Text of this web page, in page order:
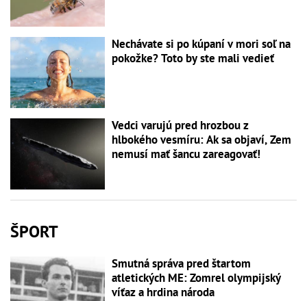
Nechávate si po kúpaní v mori soľ na
pokožke? Toto by ste mali vedieť
Vedci varujú pred hrozbou z
hlbokého vesmíru: Ak sa objaví, Zem
nemusí mať šancu zareagovať!
ŠPORT
Smutná správa pred štartom
atletických ME: Zomrel olympijský
víťaz a hrdina národa